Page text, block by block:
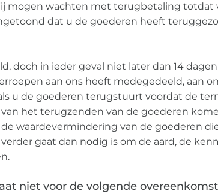
mogen wachten met terugbetaling totdat
dat u de goederen heeft
doch in ieder geval niet later dan 14
aan ons heeft medegedeeld, aan
u de goederen terugstuurt voordat de
het terugzenden van de goederen
waardevermindering van de goederen
gaat dan nodig is om de aard, de
niet voor de volgende